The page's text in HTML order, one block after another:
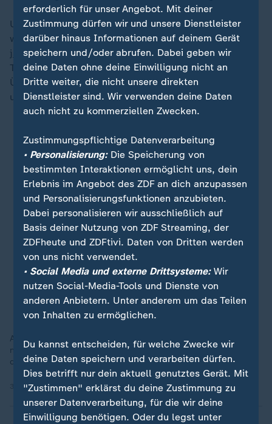
Und dann gibt es sie: diese Wunder, an die alle hier
weiter glauben wollen. In Catia La Mar konnte ein
jähriger Wachmann gerettetwerden. Er überlebte acht
Tage unter den Trümmern, obwohl die
Überlebenschancen nach so langer Zeit sehr
unwahrscheinlich waren.
Auch mehrere Tage nach den Erdbeben werden in Venezuela
noch lebende Personen gefunden. Darunter auch ein
dreijähriges Kind.
30.06.2026 | 0:26 min
erforderlich für unser Angebot. Mit deiner
Zustimmung dürfen wir und unsere Dienstleister
darüber hinaus Informationen auf deinem Gerät
speichern und/oder abrufen. Dabei geben wir
deine Daten ohne deine Einwilligung nicht an
Dritte weiter, die nicht unsere direkten
Dienstleister sind. Wir verwenden deine Daten
auch nicht zu kommerziellen Zwecken.
Zustimmungspflichtige Datenverarbeitung
• Personalisierung:Die Speicherung von
bestimmten Interaktionen ermöglicht uns, dein
Erlebnis im Angebot des ZDF an dich anzupassen
und Personalisierungsfunktionen anzubieten.
Dabei personalisieren wir ausschließlich auf
Basis deiner Nutzung von ZDF Streaming, der
ZDFheute und ZDFtivi. Daten von Dritten werden
von uns nicht verwendet.
• Social Media und externe Drittsysteme:Wir
nutzen Social-Media-Tools und Dienste von
anderen Anbietern. Unter anderem um das Teilen
von Inhalten zu ermöglichen.
Du kannst entscheiden, für welche Zwecke wir
deine Daten speichern und verarbeiten dürfen.
Dies betrifft nur dein aktuell genutztes Gerät. Mit
"Zustimmen" erklärst du deine Zustimmung zu
unserer Datenverarbeitung, für die wir deine
Einwilligung benötigen. Oder du legst unter